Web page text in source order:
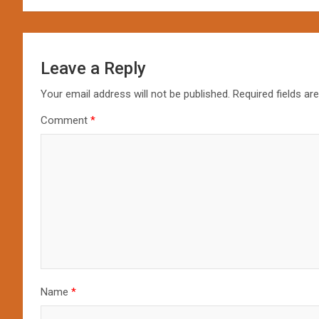
Leave a Reply
Your email address will not be published. Required fields
Comment *
Name *